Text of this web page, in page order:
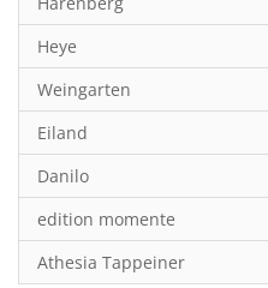
Heye
Weingarten
Eiland
Danilo
edition momente
Athesia Tappeiner